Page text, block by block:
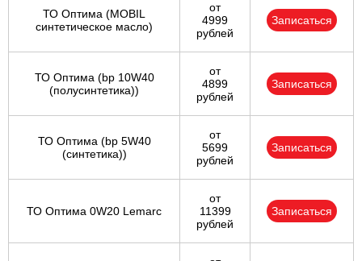
ТО Оптима (MOBIL
синтетическое масло)
от
4999
рублей
Записаться
ТО Оптима (bp 10W40
(полусинтетика))
от
4899
рублей
Записаться
ТО Оптима (bp 5W40
(синтетика))
от
5699
рублей
Записаться
ТО Оптима 0W20 Lemarc
от
11399
рублей
Записаться